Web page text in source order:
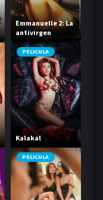
Emmanuelle 2: La
antivirgen
PELICULA
Kalakal
PELICULA